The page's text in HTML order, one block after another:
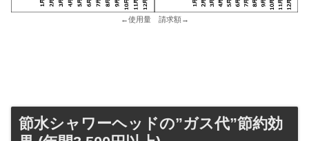
←使用量 請求額→
節水シャワーヘッドの”ガス代”節約効